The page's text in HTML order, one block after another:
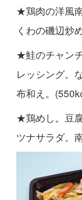
★鶏肉の洋風
くわの磯辺炒
★鮭のチャン
レッシング。
布和え。
★鶏めし。豆
ツナサラダ。